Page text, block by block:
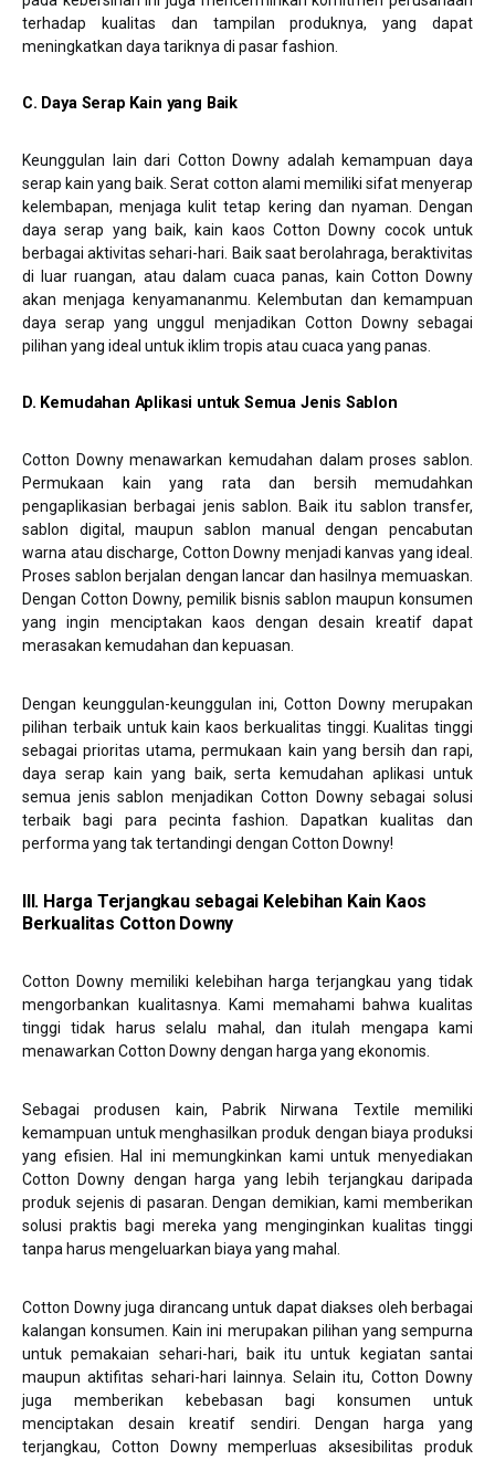
terhadap kualitas dan tampilan produknya, yang dapat
meningkatkan daya tariknya di pasar fashion.
C. Daya Serap Kain yang Baik
Keunggulan lain dari Cotton Downy adalah kemampuan daya
serap kain yang baik. Serat cotton alami memiliki sifat menyerap
kelembapan, menjaga kulit tetap kering dan nyaman. Dengan
daya serap yang baik, kain kaos Cotton Downy cocok untuk
berbagai aktivitas sehari-hari. Baik saat berolahraga, beraktivitas
di luar ruangan, atau dalam cuaca panas, kain Cotton Downy
akan menjaga kenyamananmu. Kelembutan dan kemampuan
daya serap yang unggul menjadikan Cotton Downy sebagai
pilihan yang ideal untuk iklim tropis atau cuaca yang panas.
D. Kemudahan Aplikasi untuk Semua Jenis Sablon
Cotton Downy menawarkan kemudahan dalam proses sablon.
Permukaan kain yang rata dan bersih memudahkan
pengaplikasian berbagai jenis sablon. Baik itu sablon transfer,
sablon digital, maupun sablon manual dengan pencabutan
warna atau discharge, Cotton Downy menjadi kanvas yang ideal.
Proses sablon berjalan dengan lancar dan hasilnya memuaskan.
Dengan Cotton Downy, pemilik bisnis sablon maupun konsumen
yang ingin menciptakan kaos dengan desain kreatif dapat
merasakan kemudahan dan kepuasan.
Dengan keunggulan-keunggulan ini, Cotton Downy merupakan
pilihan terbaik untuk kain kaos berkualitas tinggi. Kualitas tinggi
sebagai prioritas utama, permukaan kain yang bersih dan rapi,
daya serap kain yang baik, serta kemudahan aplikasi untuk
semua jenis sablon menjadikan Cotton Downy sebagai solusi
terbaik bagi para pecinta fashion. Dapatkan kualitas dan
performa yang tak tertandingi dengan Cotton Downy!
III. Harga Terjangkau sebagai Kelebihan Kain Kaos
Berkualitas Cotton Downy
Cotton Downy memiliki kelebihan harga terjangkau yang tidak
mengorbankan kualitasnya. Kami memahami bahwa kualitas
tinggi tidak harus selalu mahal, dan itulah mengapa kami
menawarkan Cotton Downy dengan harga yang ekonomis.
Sebagai produsen kain, Pabrik Nirwana Textile memiliki
kemampuan untuk menghasilkan produk dengan biaya produksi
yang efisien. Hal ini memungkinkan kami untuk menyediakan
Cotton Downy dengan harga yang lebih terjangkau daripada
produk sejenis di pasaran. Dengan demikian, kami memberikan
solusi praktis bagi mereka yang menginginkan kualitas tinggi
tanpa harus mengeluarkan biaya yang mahal.
Cotton Downy juga dirancang untuk dapat diakses oleh berbagai
kalangan konsumen. Kain ini merupakan pilihan yang sempurna
untuk pemakaian sehari-hari, baik itu untuk kegiatan santai
maupun aktifitas sehari-hari lainnya. Selain itu, Cotton Downy
juga memberikan kebebasan bagi konsumen untuk
menciptakan desain kreatif sendiri. Dengan harga yang
terjangkau, Cotton Downy memperluas aksesibilitas produk